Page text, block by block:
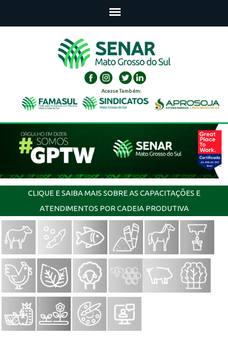
Acesse Também:
CLIQUE E SAIBA MAIS SOBRE AS CAPACITAÇÕES E
ATENDIMENTOS POR CADEIA PRODUTIVA